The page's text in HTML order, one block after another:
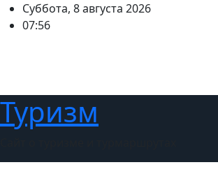
ПерейтиСуббота, 8 августа 2026
07:56
Туризм